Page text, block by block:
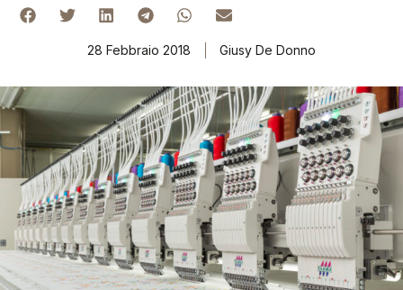
28 Febbraio 2018 Giusy De Donno